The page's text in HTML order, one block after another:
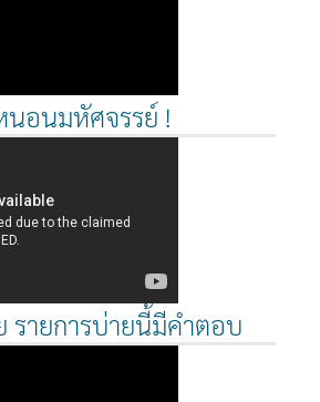
นอนมหัศจรรย์ !
รายการบ่ายนี้มีคำตอบ